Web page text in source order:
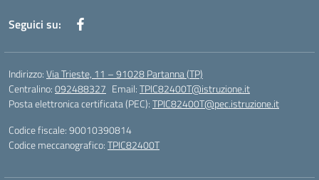
Seguici su:
Indirizzo:Via Trieste, 11 – 91028 Partanna (TP)
Centralino:092488327 Email:TPIC82400T@istruzione.it
Posta elettronica certificata (PEC):TPIC82400T@pec.istruzione.it
Codice fiscale: 90010390814
Codice meccanografico:TPIC82400T